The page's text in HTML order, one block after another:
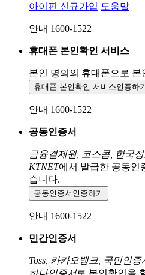
아이핀 신규가입 도움말
안내 1600-1522
휴대폰 본인확인 서비스
본인 명의의 휴대폰으로 본
휴대폰 본인확인 서비스인증하
안내 1600-1522
공동인증서
금융결제원, 코스콤, 한국
KTNET에서 발급한 공동인
습니다.
공동인증서 인증하기
안내 1600-1522
민간인증서
Toss, 카카오뱅크, 국민인